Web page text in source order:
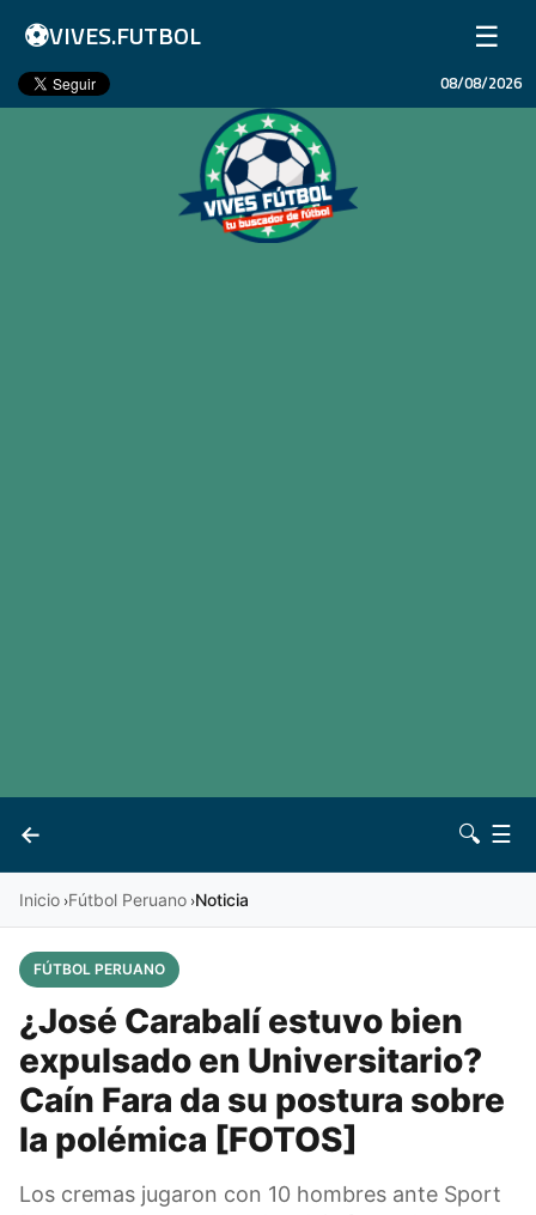
⚽VIVES.FUTBOL ☰
Inicio
08/08/2026
←
Vives 🔍 ☰
Inicio ›Fútbol Peruano ›Noticia
FÚTBOL PERUANO
¿José Carabalí estuvo bien
expulsado en Universitario?
Caín Fara da su postura sobre
la polémica [FOTOS]
Los cremas jugaron con 10 hombres ante Sport